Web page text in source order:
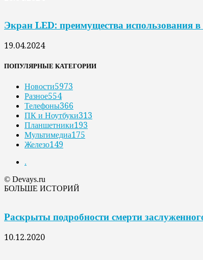
Экран LED: преимущества использования
19.04.2024
ПОПУЛЯРНЫЕ КАТЕГОРИИ
Новости5973
Разное554
Телефоны366
ПК и Ноутбуки313
Планшетники193
Мультимедиа175
Железо149
.
© Devays.ru
БОЛЬШЕ ИСТОРИЙ
Раскрыты подробности смерти
10.12.2020